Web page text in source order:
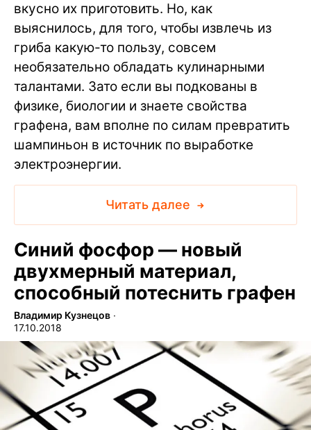
вкусно их приготовить. Но, как
выяснилось, для того, чтобы извлечь из
гриба какую-то пользу, совсем
необязательно обладать кулинарными
талантами. Зато если вы подкованы в
физике, биологии и знаете свойства
графена, вам вполне по силам превратить
шампиньон в источник по выработке
электроэнергии.
Читать далее
Синий фосфор — новый
двухмерный материал,
способный потеснить графен
Владимир Кузнецов ∙
17.10.2018